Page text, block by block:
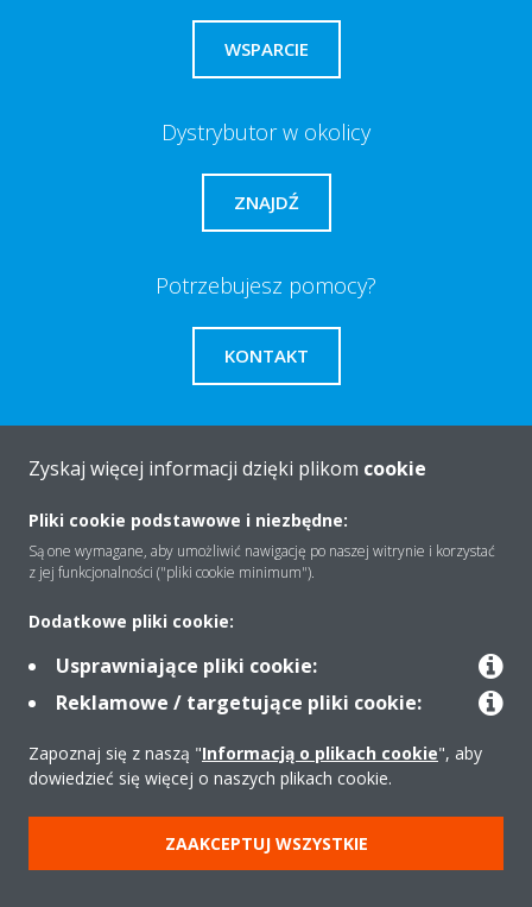
WSPARCIE
Dystrybutor w okolicy
ZNAJDŹ
Potrzebujesz pomocy?
KONTAKT
Rozwiązania
Kontakt
Produkty
Copyright © Daikin
Zyskaj więcej informacji dzięki plikom cookie
Pliki cookie podstawowe i niezbędne:
Są one wymagane, aby umożliwić nawigację po naszej witrynie i korzystać
z jej funkcjonalności ("pliki cookie minimum").
Dodatkowe pliki cookie:
Usprawniające pliki cookie:
Reklamowe / targetujące pliki cookie:
Zapoznaj się z naszą "Informacją o plikach cookie", aby
dowiedzieć się więcej o naszych plikach cookie.
ZAAKCEPTUJ WSZYSTKIE